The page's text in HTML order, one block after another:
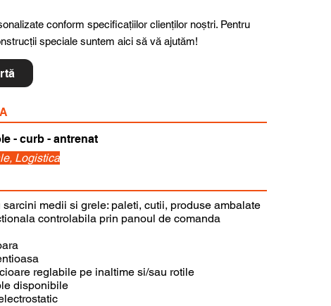
conform specificațiilor clienților noștri. Pentru
speciale suntem aici să vă ajutăm!
- curb - antrenat
Logistica
sarcini medii si grele: paleti, cutii, produse ambalate
controlabila prin panoul de comanda
reglabile pe inaltime si/sau rotile
disponibile